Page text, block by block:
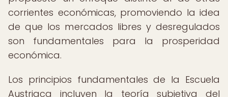
corrientes económicas, promoviendo la idea
de que los mercados libres y desregulados
son fundamentales para la prosperidad
económica.
Los principios fundamentales de la Escuela
Austriaca incluyen la teoría subjetiva del